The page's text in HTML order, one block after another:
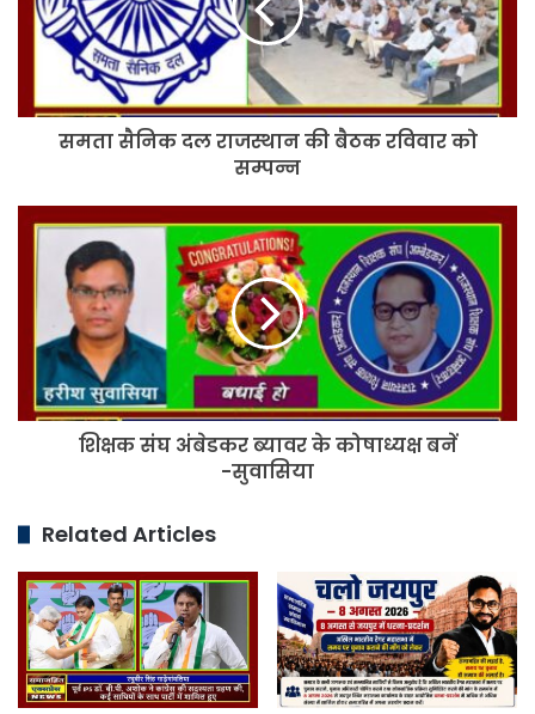
बैठक
सम्पन्न
समता सैनिक दल राजस्थान की बैठक रविवार को
सम्पन्न
कोषाध्यक्ष
-सुवासिया
शिक्षक संघ अंबेडकर ब्यावर के कोषाध्यक्ष बनें
-सुवासिया
Related Articles